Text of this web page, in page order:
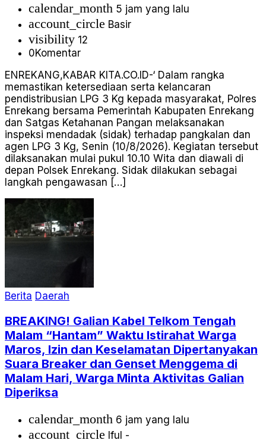
calendar_month 5 jam yang lalu
account_circle Basir
visibility 12
0Komentar
ENREKANG,KABAR KITA.CO.ID-‘ Dalam rangka
memastikan ketersediaan serta kelancaran
pendistribusian LPG 3 Kg kepada masyarakat, Polres
Enrekang bersama Pemerintah Kabupaten Enrekang
dan Satgas Ketahanan Pangan melaksanakan
inspeksi mendadak (sidak) terhadap pangkalan dan
agen LPG 3 Kg, Senin (10/8/2026). Kegiatan tersebut
dilaksanakan mulai pukul 10.10 Wita dan diawali di
depan Polsek Enrekang. Sidak dilakukan sebagai
langkah pengawasan […]
Berita Daerah
BREAKING! Galian Kabel Telkom Tengah
Malam “Hantam” Waktu Istirahat Warga
Maros, Izin dan Keselamatan Dipertanyakan
Suara Breaker dan Genset Menggema di
Malam Hari, Warga Minta Aktivitas Galian
Diperiksa
calendar_month 6 jam yang lalu
account_circle Iful -